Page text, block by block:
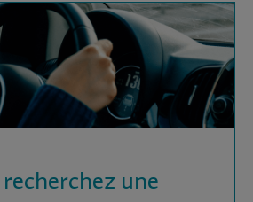
recherchez une